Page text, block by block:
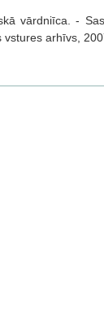
vārdniīca. -
arhīvs,